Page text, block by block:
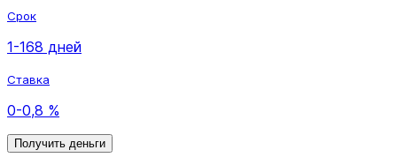
Срок
1-168 дней
Ставка
0-0,8 %
Получить деньги